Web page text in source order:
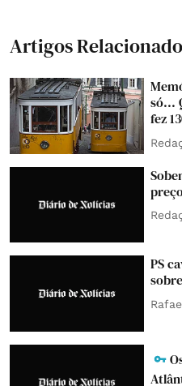
Artigos
só...
fez
PS